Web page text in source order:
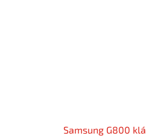
Samsung G800